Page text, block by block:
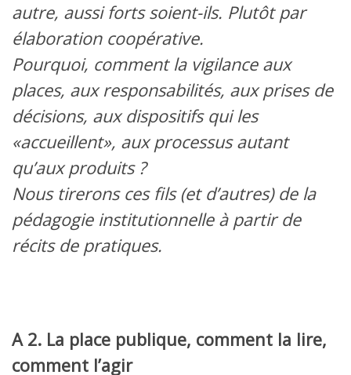
autre, aussi forts soient-ils. Plutôt par
élaboration coopérative.
Pourquoi, comment la vigilance aux
places, aux responsabilités, aux prises de
décisions, aux dispositifs qui les
«accueillent», aux processus autant
qu’aux produits ?
Nous tirerons ces fils (et d’autres) de la
pédagogie institutionnelle à partir de
récits de pratiques.
A 2. La place publique, comment la lire,
comment l’agir